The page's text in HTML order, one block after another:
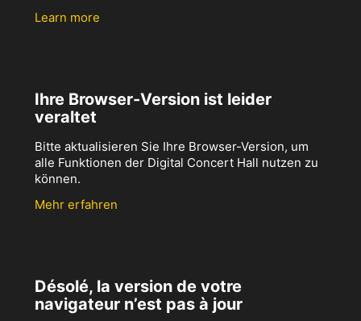
Learn more
Ihre Browser-Version ist leider
veraltet
Bitte aktualisieren Sie Ihre Browser-Version, um
alle Funktionen der Digital Concert Hall nutzen zu
können.
Mehr erfahren
Désolé, la version de votre
navigateur n’est pas à jour